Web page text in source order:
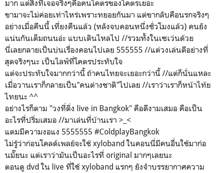
มาก แต่สิ่งที่เจอจริงๆคือคนโคตรของโคตรเยอะ
ขามาจะไม่ค่อยเท่าไหร่เพราะทยอยกันมา แต่ขากลับคือนรกจริงๆ
อย่างเมื่อคืนนี้ เที่ยงคืนแล้ว (หลังจบคอนหนึ่งชั่วโมงแล้ว) คนยัง
แน่นกันเต็มถนนอ่ะ แบบเดินไหลไป //รวมทั้งในเซเว่นด้วย
นี่เลยกลายเป็นบ่นเรื่องคอนไปเลย 555555 //แต่วงเล่นดีอย่างที่
สุดจริงๆนะ เป็นไลฟ์ที่โคตรประทับใจ
แต่จะประทับใจมากกว่านี้ ถ้าคนไทยจะเยอะกว่านี้ //แต่ก็นั่นแหละ
เมื่อวานเราก็กลายเป็น"คนต่างชาติ"ไปเลย //เราว่าเราก็หน้าไท้ย
ไทยนะ ^^
อย่างไรก็ตาม "วงที่ติ่ง live in Bangkok" คือดีงามเสมอ คือเป็น
อะไรที่ปริ่มเสมอ //มาเล่นที่บ้านเรา >_<
แตมมีความงอแง 5555555 #ColdplayBangkok
ไม่รู้ว่าก่อนโคลด์เพลย์จะใช้ xyloband ในคอนนี่มีคนอื่นใช้มาก่อ
นมั๊ยนะ แต่เราว่ามันเป็นอะไรที่ original มากๆเลยนะ
ตอนดู dvd ใน live ที่ใช้ xyloband แรกๆ ยังจำบรรยากาศความ